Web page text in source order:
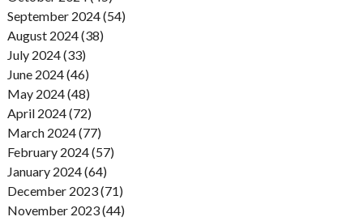
September 2024 (54)
August 2024 (38)
July 2024 (33)
June 2024 (46)
May 2024 (48)
April 2024 (72)
March 2024 (77)
February 2024 (57)
January 2024 (64)
December 2023 (71)
November 2023 (44)